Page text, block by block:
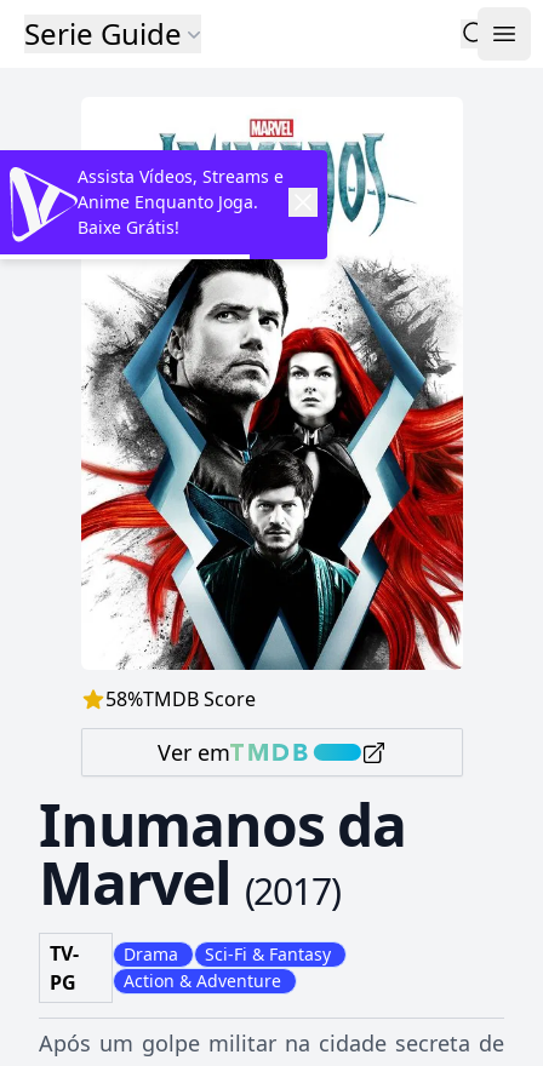
Serie Guide
58%TMDB Score
Ver em
Inumanos da
Marvel (2017)
TV-
PG
Drama
Sci-Fi & Fantasy
Action & Adventure
Após um golpe militar na cidade secreta de
Assista Vídeos, Streams e
Anime Enquanto Joga.
Baixe Grátis!